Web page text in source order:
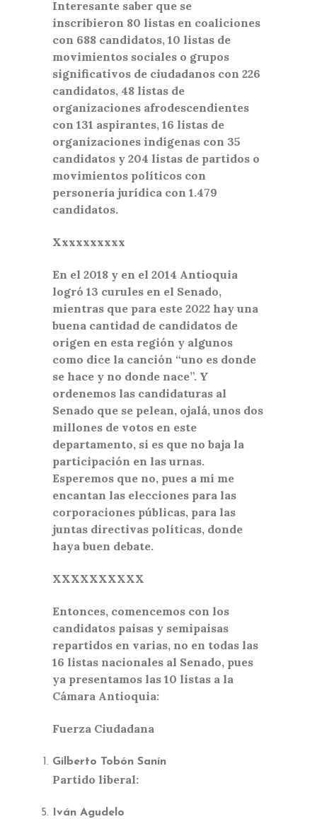
Interesante saber que se
inscribieron 80 listas en coaliciones
con 688 candidatos, 10 listas de
movimientos sociales o grupos
significativos de ciudadanos con 226
candidatos, 48 listas de
organizaciones afrodescendientes
con 131 aspirantes, 16 listas de
organizaciones indígenas con 35
candidatos y 204 listas de partidos o
movimientos políticos con
personería jurídica con 1.479
candidatos.
Xxxxxxxxxx
En el 2018 y en el 2014 Antioquia
logró 13 curules en el Senado,
mientras que para este 2022 hay una
buena cantidad de candidatos de
origen en esta región y algunos
como dice la canción “uno es donde
se hace y no donde nace”. Y
ordenemos las candidaturas al
Senado que se pelean, ojalá, unos dos
millones de votos en este
departamento, si es que no baja la
participación en las urnas.
Esperemos que no, pues a mí me
encantan las elecciones para las
corporaciones públicas, para las
juntas directivas políticas, donde
haya buen debate.
XXXXXXXXXX
Entonces, comencemos con los
candidatos paisas y semipaisas
repartidos en varias, no en todas las
16 listas nacionales al Senado, pues
ya presentamos las 10 listas a la
Cámara Antioquia:
Fuerza Ciudadana
Gilberto Tobón Sanín
Partido liberal:
Iván Agudelo